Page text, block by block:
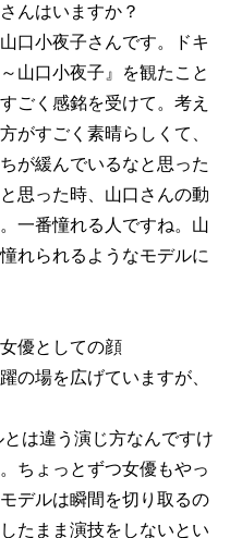
んはいますか？
口小夜子さんです。ドキ
山口小夜子』を観たこと
ごく感銘を受けて。考え
がすごく素晴らしくて、
が緩んでいるなと思った
思った時、山口さんの動
一番憧れる人ですね。山
れられるようなモデルに
優としての顔
場を広げていますが、
は違う演じ方なんですけ
ちょっとずつ女優もやっ
デルは瞬間を切り取るの
たまま演技をしないとい